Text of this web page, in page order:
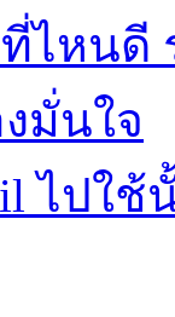
ไหนดี
มั่นใจ
ไปใ